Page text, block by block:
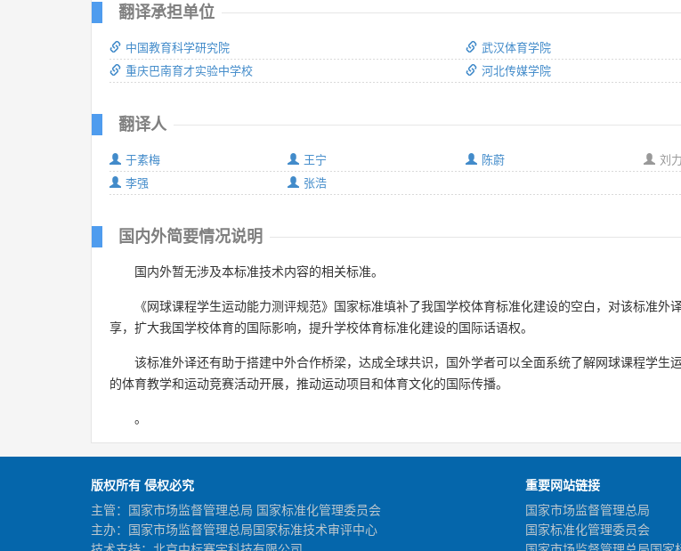
翻译承担单位
中国教育科学研究院
重庆巴南育才实验中学校
武汉体育学院
河北传媒学院
翻译人
于素梅
王宁
李强
张浩
陈蔚 刘
国内外简要情况说明
国内外暂无涉及本标准技术内容的相关标准。
《网球课程学生运动能力测评规范》国家标准填补了我国学校体育标准化建设的空白，对该标准
享，扩大我国学校体育的国际影响，提升学校体育标准化建设的国际话语权。
该标准外译还有助于搭建中外合作桥梁，达成全球共识，国外学者可以全面系统了解网球课程学
的体育教学和运动竞赛活动开展，推动运动项目和体育文化的国际传播。
。
版权所有 侵权必究
主管：国家市场监督管理总局 国家标准化管理委员会
主办：国家市场监督管理总局国家标准技术审评中心
重要网站链接
国家市场监督管理总局
国家标准化管理委员会